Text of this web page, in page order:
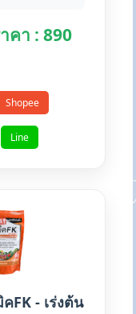
คา : 890
Shopee
Line
FK - เร่งต้น